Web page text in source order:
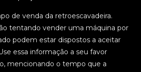
de venda da retroescavadeira.
tentando vender uma máquina por
podem estar dispostos a aceitar
essa informação a seu favor
mencionando o tempo que a